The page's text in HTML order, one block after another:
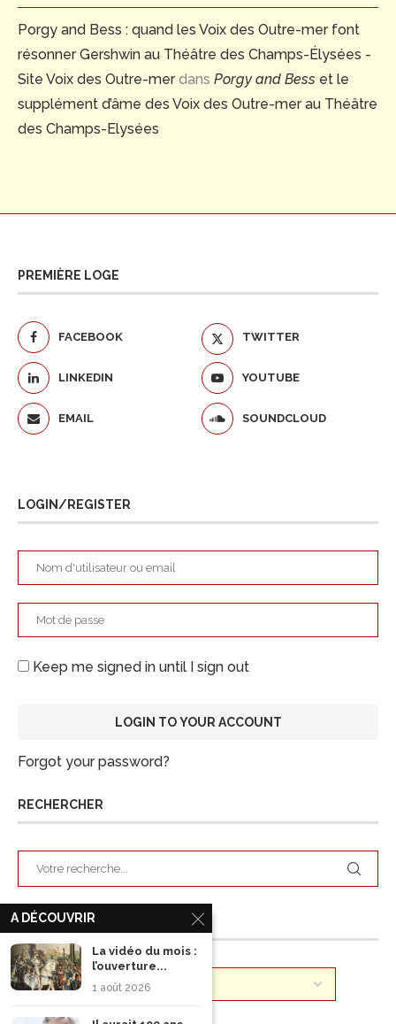
Porgy and Bess : quand les Voix des Outre-mer font
résonner Gershwin au Théâtre des Champs-Élysées -
Site Voix des Outre-merdans Porgy and Bess et le
supplément d’âme des Voix des Outre-mer au Théâtre
des Champs-Elysées
PREMIÈRE LOGE
FACEBOOK TWITTER
LINKEDIN YOUTUBE
EMAIL SOUNDCLOUD
LOGIN/REGISTER
Keep me signed in until I sign out
Forgot your password?
RECHERCHER
ARCHIVES
A DÉCOUVRIR
La vidéo du mois :
l’ouverture...
1 août 2026